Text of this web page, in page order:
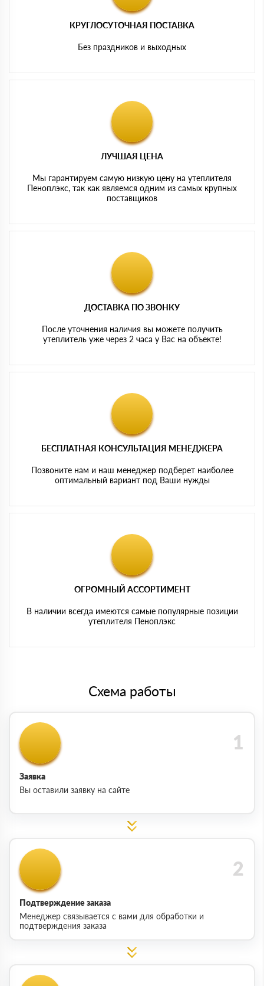
КРУГЛОСУТОЧНАЯ ПОСТАВКА
Без праздников и выходных
ЛУЧШАЯ ЦЕНА
Мы гарантируем самую низкую цену на утеплителя
Пеноплэкс, так как являемся одним из самых крупных
поставщиков
ДОСТАВКА ПО ЗВОНКУ
После уточнения наличия вы можете получить
утеплитель уже через 2 часа у Вас на объекте!
БЕСПЛАТНАЯ КОНСУЛЬТАЦИЯ МЕНЕДЖЕРА
Позвоните нам и наш менеджер подберет наиболее
оптимальный вариант под Ваши нужды
ОГРОМНЫЙ АССОРТИМЕНТ
В наличии всегда имеются самые популярные позиции
утеплителя Пеноплэкс
Схема работы
Заявка
Вы оставили заявку на сайте
Подтверждение заказа
Менеджер связывается с вами для обработки и
подтверждения заказа